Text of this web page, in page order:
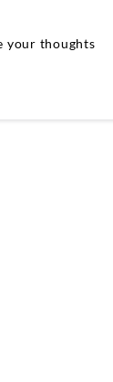
your thoughts